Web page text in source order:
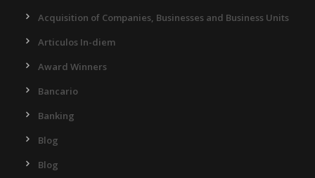
Acquisition of Companies, Businesses and Business Units
Articulos In-diem
Award Winners
Bancario
Banking
Blog
Blog